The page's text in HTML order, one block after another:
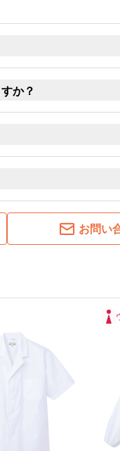
か？
お問い